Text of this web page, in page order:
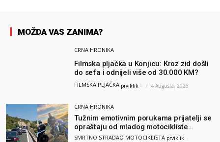
MOŽDA VAS ZANIMA?
CRNA HRONIKA
Filmska pljačka u Konjicu: Kroz zid došli
do sefa i odnijeli više od 30.000 KM?
FILMSKA PLJAČKA prviklik - 4 Augusta, 2026
CRNA HRONIKA
Tužnim emotivnim porukama prijatelji se
opraštaju od mladog motocikliste
Husnije Porča
SMRTNO STRADAO MOTOCIKLISTA prviklik -